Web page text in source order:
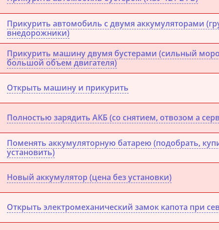
Прикурить автомобиль с двумя аккумуляторами
внедорожники)
Прикурить машину двумя бустерами (сильный
большой объем двигателя)
Открыть машину и прикурить
Полностью зарядить АКБ (со снятием, отвозом а
Поменять аккумуляторную батарею (подобрать,
установить)
Новый аккумулятор (цена без установки)
Открыть электромеханический замок капота при